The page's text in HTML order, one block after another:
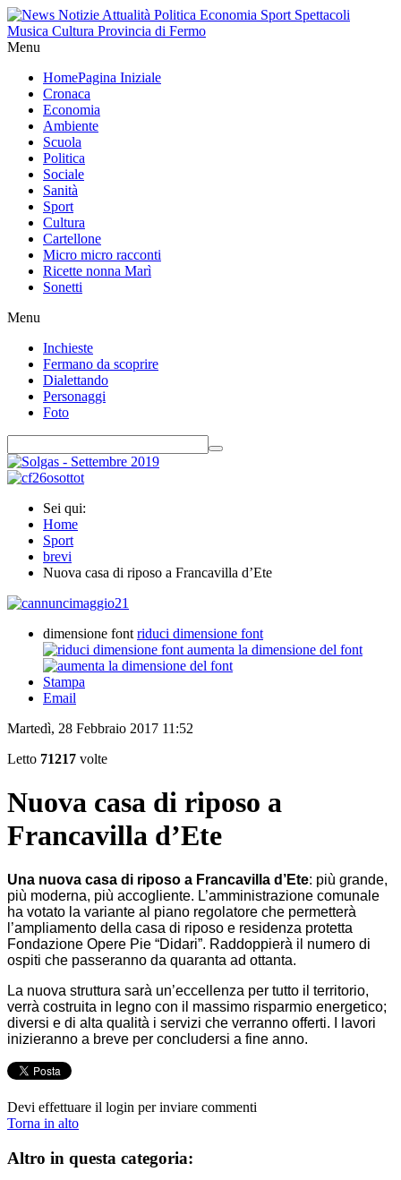
Menu
HomePagina Iniziale
Cronaca
Economia
Ambiente
Scuola
Politica
Sociale
Sanità
Sport
Cultura
Cartellone
Micro micro racconti
Ricette nonna Marì
Sonetti
Menu
Inchieste
Fermano da scoprire
Dialettando
Personaggi
Foto
Sei qui:
Home
Sport
brevi
Nuova casa di riposo a Francavilla d’Ete
dimensione font riduci dimensione font
aumenta la dimensione del font
Stampa
Email
Martedì, 28 Febbraio 2017 11:52
Letto 71217 volte
Nuova casa di riposo a
Francavilla d’Ete
Una nuova casa di riposo a Francavilla d’Ete: più grande,
più moderna, più accogliente. L’amministrazione comunale
ha votato la variante al piano regolatore che permetterà
l’ampliamento della casa di riposo e residenza protetta
Fondazione Opere Pie “Didari”. Raddoppierà il numero di
ospiti che passeranno da quaranta ad ottanta.
La nuova struttura sarà un’eccellenza per tutto il territorio,
verrà costruita in legno con il massimo risparmio energetico;
diversi e di alta qualità i servizi che verranno offerti. I lavori
inizieranno a breve per concludersi a fine anno.
Devi effettuare il login per inviare commenti
Torna in alto
Altro in questa categoria: